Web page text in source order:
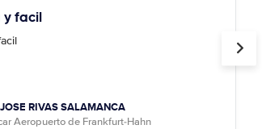
y facil
RIVAS SALAMANCA
Aeropuerto de Frankfurt-Hahn